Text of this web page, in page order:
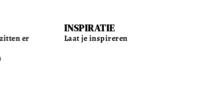
er
INSPIRATIE
Laat je inspireren